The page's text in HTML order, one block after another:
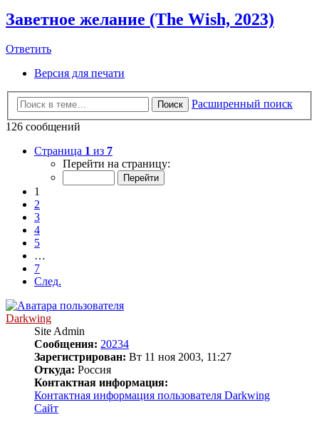
Заветное желание (The Wish, 2023)
Ответить
Версия для печати
Поиск
Расширенный поиск
126 сообщений
Страница 1 из 7
Перейти на страницу:
1
2
3
4
5
…
7
След.
Darkwing
Site Admin
Сообщения: 20234
Зарегистрирован: Вт 11 ноя 2003, 11:27
Откуда: Россия
Контактная информация:
Контактная информация пользователя Darkwing
Сайт